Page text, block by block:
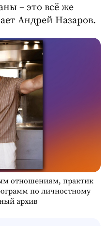
– это всё же
Андрей Назаров.
отношениям, практик
по личностному
архив